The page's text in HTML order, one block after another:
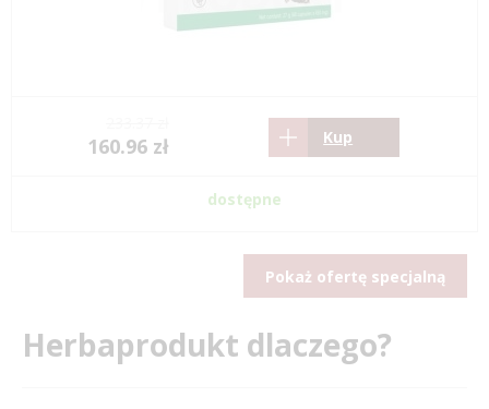
160.96 zł Kup
dostępne
Pokaż ofertę specjalną
Herbaprodukt dlaczego?